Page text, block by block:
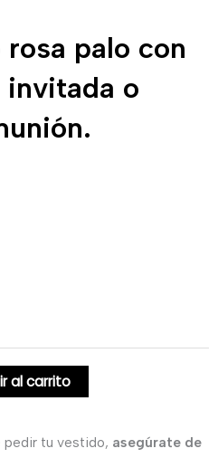
palo con
invitada o
al carrito
tu vestido, asegúrate de